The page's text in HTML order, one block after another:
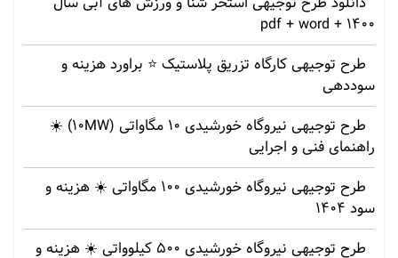
1400 + pdf + word
طرح توجیهی کارگاه تزریق پلاستیک ⭐ براورد هزینه و
سوددهی
طرح توجیهی نیروگاه خورشیدی 10 مگاواتی (10MW) ☀️
راهنمای فنی و اجرایی
طرح توجیهی نیروگاه خورشیدی 100 مگاواتی ☀️ هزینه‌ و
سود 1404
طرح توجیهی نیروگاه خورشیدی 500 کیلوواتی ☀️ هزینه‌ و